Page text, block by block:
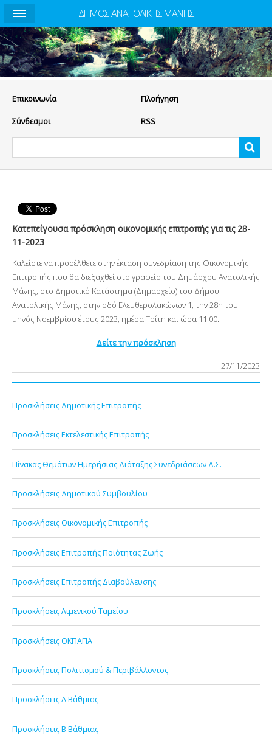
Eπικοινωνία Πλοήγηση
Σύνδεσμοι RSS
Κατεπείγουσα πρόσκληση οικονομικής επιτροπής για τις 28-
11-2023
Καλείστε να προσέλθετε στην έκταση συνεδρίαση της Οικονομικής
Επιτροπής που θα διεξαχθεί στο γραφείο του Δημάρχου Ανατολικής
Μάνης, στο Δημοτικό Κατάστημα (Δημαρχείο) του Δήμου
Ανατολικής Μάνης, στην οδό Ελευθερολακώνων 1, την 28η του
μηνός Νοεμβρίου έτους 2023, ημέρα Τρίτη και ώρα 11:00.
Δείτε την πρόσκληση
27/11/2023
Προσκλήσεις Δημοτικής Επιτροπής
Προσκλήσεις Εκτελεστικής Επιτροπής
Πίνακας Θεμάτων Ημερήσιας Διάταξης Συνεδριάσεων Δ.Σ.
Προσκλήσεις Δημοτικού Συμβουλίου
Προσκλήσεις Οικονομικής Επιτροπής
Προσκλήσεις Επιτροπής Ποιότητας Ζωής
Προσκλήσεις Επιτροπής Διαβούλευσης
Προσκλήσεις Λιμενικού Ταμείου
Προσκλήσεις ΟΚΠΑΠΑ
Προσκλήσεις Πολιτισμού & Περιβάλλοντος
Προσκλήσεις Α'Βάθμιας
Προσκλήσεις Β'Βάθμιας
ΔΗΜΟΣ ΑΝΑΤΟΛΙΚΗΣ ΜΑΝΗΣ